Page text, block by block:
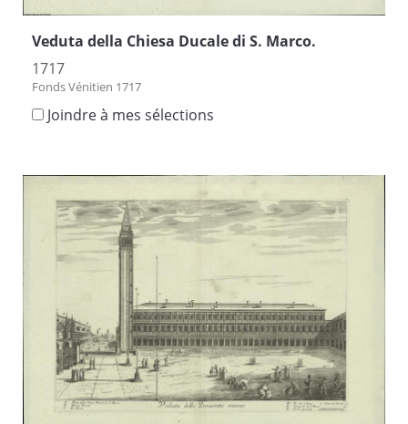
Veduta della Chiesa Ducale di S. Marco.
1717
Fonds Vénitien 1717
Joindre à mes sélections